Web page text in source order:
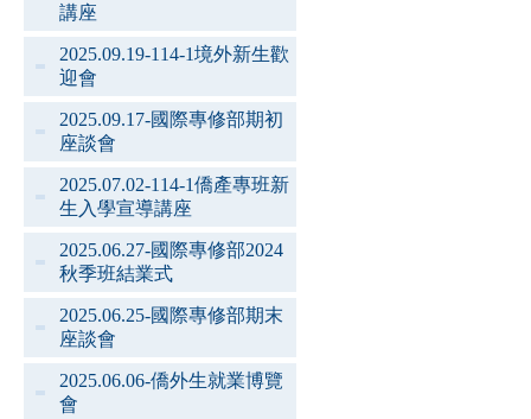
講座
2025.09.19-114-1境外新生歡
迎會
2025.09.17-國際專修部期初
座談會
2025.07.02-114-1僑產專班新
生入學宣導講座
2025.06.27-國際專修部2024
秋季班結業式
2025.06.25-國際專修部期末
座談會
2025.06.06-僑外生就業博覽
會